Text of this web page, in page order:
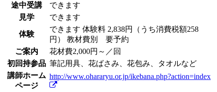
途中受講
できます
見学
できます
体験
できます 体験料 2,838円（うち消費税額258
円） 教材費別 要予約
ご案内
花材費2,000円～／回
初回持参品 筆記用具、花ばさみ、花包み、タオルなど
講師ホーム
ページ
http://www.ohararyu.or.jp/ikebana.php?action=index